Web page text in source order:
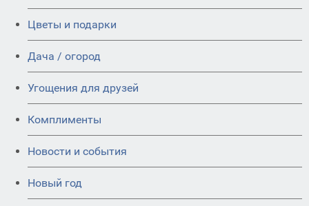
Цветы и подарки
Дача / огород
Угощения для друзей
Комплименты
Новости и события
Новый год